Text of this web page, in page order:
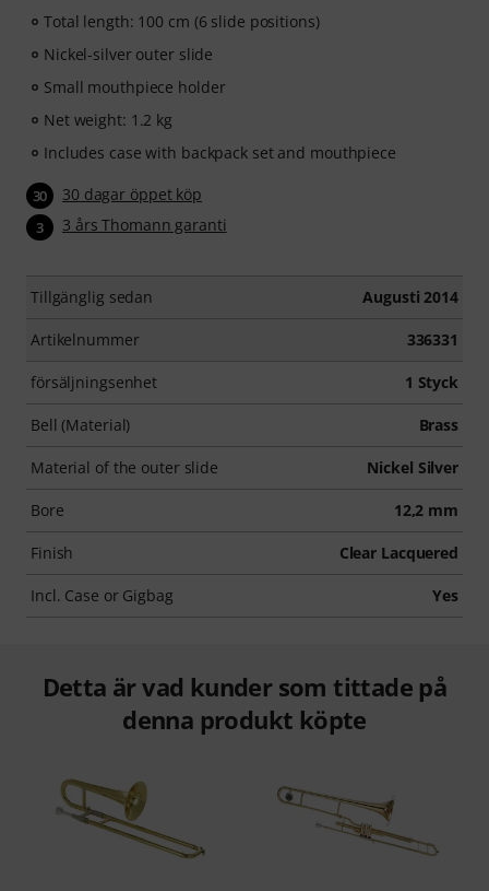
Total length: 100 cm (6 slide positions)
Nickel-silver outer slide
Small mouthpiece holder
Net weight: 1.2 kg
Includes case with backpack set and mouthpiece
30 30 dagar öppet köp
3 3 års Thomann garanti
Tillgänglig sedan Augusti 2014
Artikelnummer 336331
försäljningsenhet 1 Styck
Bell (Material) Brass
Material of the outer slide Nickel Silver
Bore 12,2 mm
Finish Clear Lacquered
Incl. Case or Gigbag Yes
Detta är vad kunder som tittade på
denna produkt köpte